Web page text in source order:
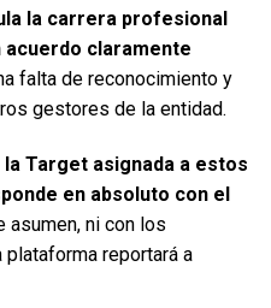
la carrera profesional
acuerdo claramente
falta de reconocimiento y
gestores de la entidad.
la Target asignada a estos
en absoluto con el
asumen, ni con los
reportará a